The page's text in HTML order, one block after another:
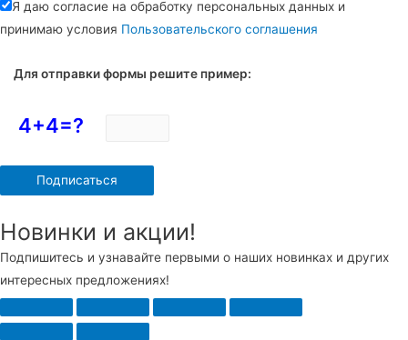
Я даю согласие на обработку персональных данных и
принимаю условия Пользовательского соглашения
Для отправки формы решите пример:
4+4=?
Новинки и акции!
Подпишитесь и узнавайте первыми о наших новинках и других
интересных предложениях!